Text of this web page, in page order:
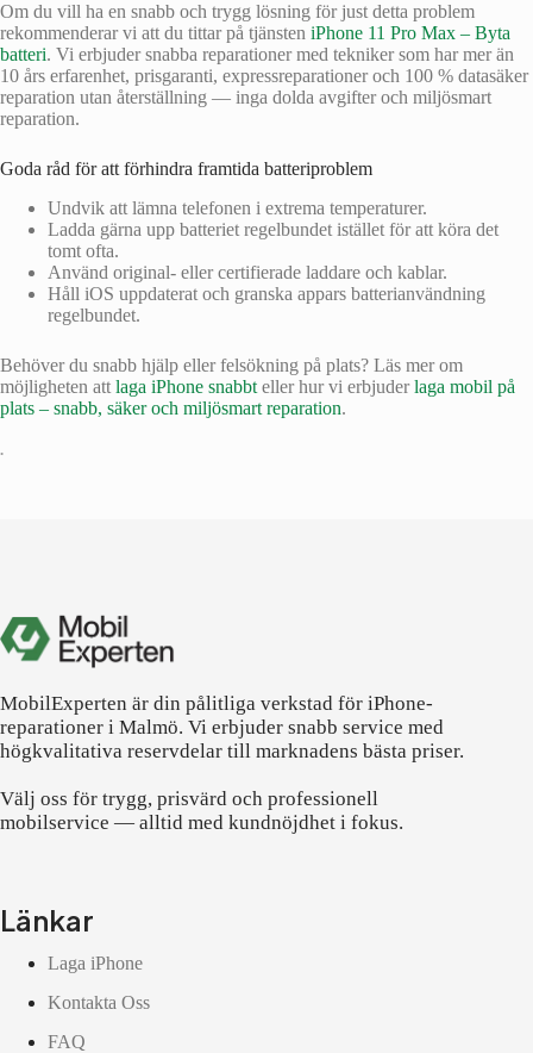
Om du vill ha en snabb och trygg lösning för just detta problem
rekommenderar vi att du tittar på tjänsten iPhone 11 Pro Max – Byta
batteri. Vi erbjuder snabba reparationer med tekniker som har mer än
10 års erfarenhet, prisgaranti, expressreparationer och 100 % datasäker
reparation utan återställning — inga dolda avgifter och miljösmart
reparation.
Goda råd för att förhindra framtida batteriproblem
Undvik att lämna telefonen i extrema temperaturer.
Ladda gärna upp batteriet regelbundet istället för att köra det
tomt ofta.
Använd original- eller certifierade laddare och kablar.
Håll iOS uppdaterat och granska appars batterianvändning
regelbundet.
Behöver du snabb hjälp eller felsökning på plats? Läs mer om
möjligheten att laga iPhone snabbt eller hur vi erbjuderlaga mobil på
plats – snabb, säker och miljösmart reparation.
•
MobilExperten är din pålitliga verkstad för iPhone-
reparationer i Malmö. Vi erbjuder snabb service med
högkvalitativa reservdelar till marknadens bästa priser.
Välj oss för trygg, prisvärd och professionell
mobilservice — alltid med kundnöjdhet i fokus.
Länkar
Laga iPhone
Kontakta Oss
FAQ